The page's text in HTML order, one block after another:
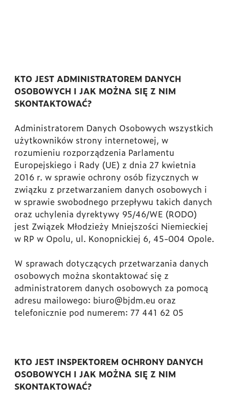
KTO JEST ADMINISTRATOREM DANYCH
OSOBOWYCH I JAK MOŻNA SIĘ Z NIM
SKONTAKTOWAĆ?
Administratorem Danych Osobowych wszystkich
użytkowników strony internetowej, w
rozumieniu rozporządzenia Parlamentu
Europejskiego i Rady (UE) z dnia 27 kwietnia
2016 r. w sprawie ochrony osób fizycznych w
związku z przetwarzaniem danych osobowych i
w sprawie swobodnego przepływu takich danych
oraz uchylenia dyrektywy 95/46/WE (RODO)
jest Związek Młodzieży Mniejszości Niemieckiej
w RP w Opolu, ul. Konopnickiej 6, 45-004 Opole.
W sprawach dotyczących przetwarzania danych
osobowych można skontaktować się z
administratorem danych osobowych za pomocą
adresu mailowego: biuro@bjdm.eu oraz
telefonicznie pod numerem: 77 441 62 05
KTO JEST INSPEKTOREM OCHRONY DANYCH
OSOBOWYCH I JAK MOŻNA SIĘ Z NIM
SKONTAKTOWAĆ?